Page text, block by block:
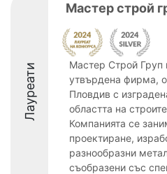
Лауреати
Мастер строй
Мастер Строй Груп
утвърдена фирма,
Пловдив с
областта на
Компанията се
проектиране,
разнообразни
съобразени със